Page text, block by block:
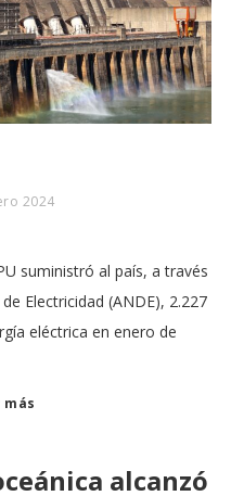
2024
suministró al país, a través
Electricidad (ANDE), 2.227
eléctrica en enero de
más
alcanzó